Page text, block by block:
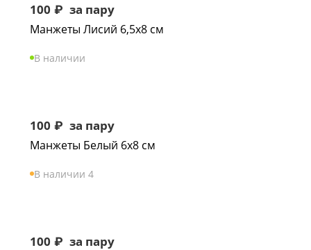
100 ₽ за пару
Манжеты Лисий 6,5х8 см
В наличии
100 ₽ за пару
Манжеты Белый 6х8 см
В наличии 4
100 ₽ за пару